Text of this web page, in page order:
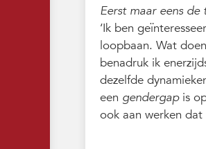
Eerst maar eens
‘Ik ben
loopbaan. Wat
benadruk ik
dezelfde
een gendergapis
ook aan werken dat